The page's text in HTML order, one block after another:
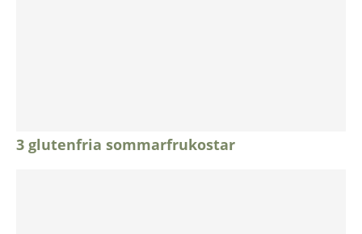
3 glutenfria sommarfrukostar